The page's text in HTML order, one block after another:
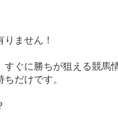
ません！
すぐに勝ちが狙える競馬
だけです。